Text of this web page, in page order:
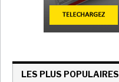
LES PLUS POPULAIRES